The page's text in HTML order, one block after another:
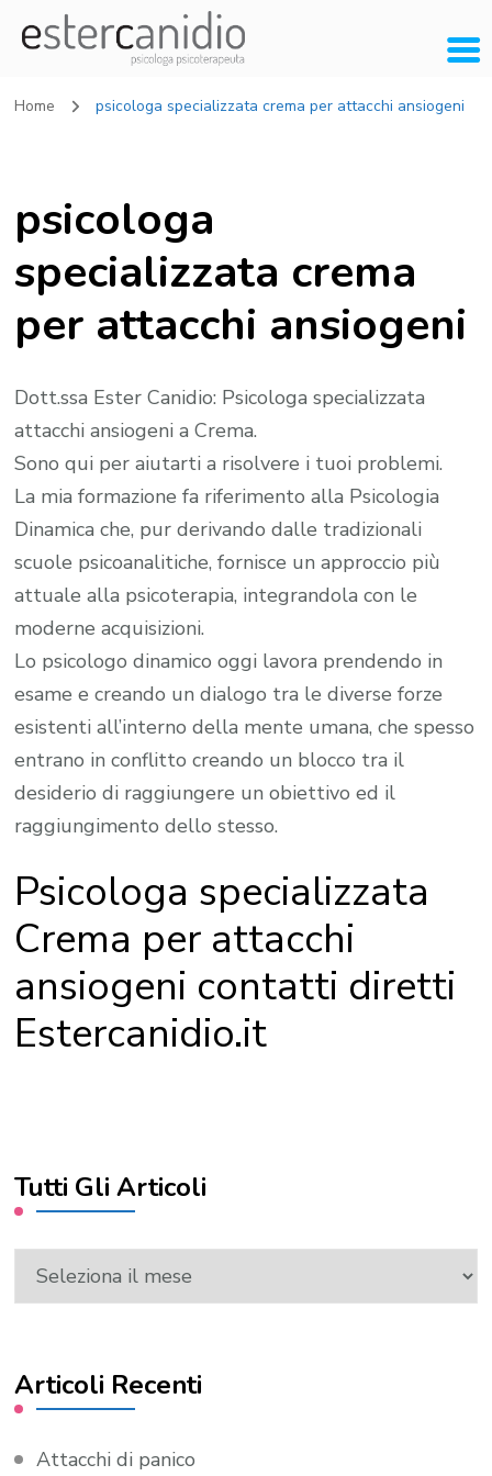
Home psicologa specializzata crema per attacchi ansiogeni
psicologa
specializzata crema
per attacchi ansiogeni
Dott.ssa Ester Canidio: Psicologa specializzata
attacchi ansiogeni a Crema.
Sono qui per aiutarti a risolvere i tuoi problemi.
La mia formazione fa riferimento alla Psicologia
Dinamica che, pur derivando dalle tradizionali
scuole psicoanalitiche, fornisce un approccio più
attuale alla psicoterapia, integrandola con le
moderne acquisizioni.
Lo psicologo dinamico oggi lavora prendendo in
esame e creando un dialogo tra le diverse forze
esistenti all’interno della mente umana, che spesso
entrano in conflitto creando un blocco tra il
desiderio di raggiungere un obiettivo ed il
raggiungimento dello stesso.
Psicologa specializzata
Crema per attacchi
ansiogeni contatti diretti
Estercanidio.it
Tutti Gli Articoli
Tutti
Gli
Articoli Recenti
Attacchi di panico